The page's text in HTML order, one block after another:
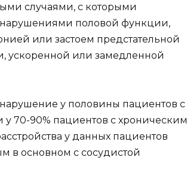
случаями, с которыми
нарушениями половой функции,
или застоем предстательной
ускоренной или замедленной
у половины пациентов с
70-90% пациентов с хроническим
у данных пациентов
в основном с сосудистой